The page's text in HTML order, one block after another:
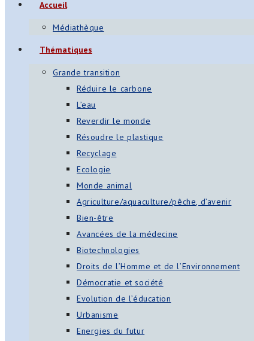
Accueil
Médiathèque
Thématiques
Grande transition
Réduire le carbone
L’eau
Reverdir le monde
Résoudre le plastique
Recyclage
Ecologie
Monde animal
Agriculture/aquaculture/pêche, d’avenir
Bien-être
Avancées de la médecine
Biotechnologies
Droits de l’Homme et de l’Environnement
Démocratie et société
Evolution de l’éducation
Urbanisme
Energies du futur